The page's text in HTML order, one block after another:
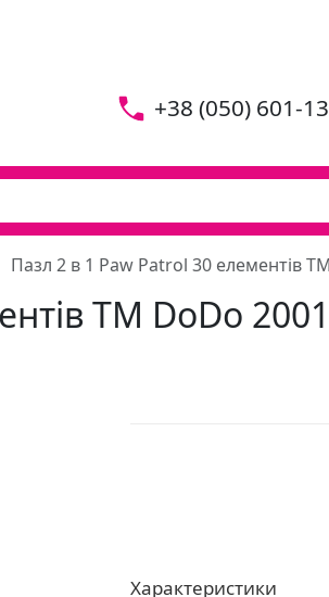
+38 (050) 601-
Пазл 2 в 1 Paw Patrol 30 елементів
ТМ DoDo
Характеристики